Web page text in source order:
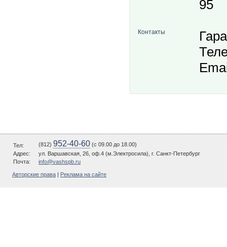
95
Контакты
Тел: (812) 952-40-60 (c 09.00 до 18.00)
Адрес:
ул. Варшавская, 26, оф.4 (м.Электросила), г. Санкт-Петербург
Почта:
info@vashspb.ru
Авторские права Реклама на сайте